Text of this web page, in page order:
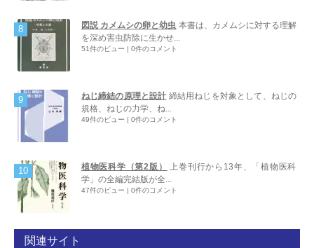
図説 カメムシの卵と幼虫 本書は、カメムシに対する理解
を深め害虫防除に生かせ...
51件のビュー 0件のコメント
ねじ締結の原理と設計 締結用ねじを対象として、ねじの
規格、ねじの力学、ね...
49件のビュー 0件のコメント
植物医科学（第2版）
上巻刊行から13年、「植物医科
学」の全編完結版が全...
47件のビュー 0件のコメント
関連サイト